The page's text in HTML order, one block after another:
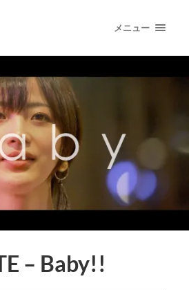
メニュー
– Baby!!